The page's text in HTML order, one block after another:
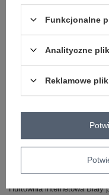
ZALOGUJ
+48 601
Hurtownia internetowa
Funkcjonalne
Analityczne
Reklamowe